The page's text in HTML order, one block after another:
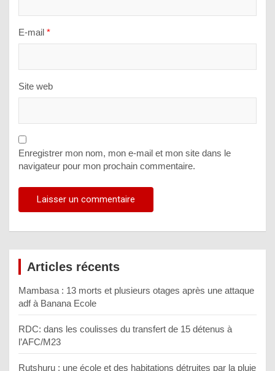
E-mail *
Site web
Enregistrer mon nom, mon e-mail et mon site dans le
navigateur pour mon prochain commentaire.
Articles récents
Mambasa : 13 morts et plusieurs otages après une attaque
adf à Banana Ecole
RDC: dans les coulisses du transfert de 15 détenus à
l’AFC/M23
Rutshuru : une école et des habitations détruites par la pluie